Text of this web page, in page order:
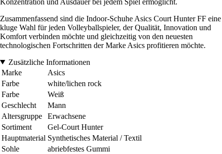
Zusammenfassend sind die Indoor-Schuhe Asics Court Hunter FF eine
kluge Wahl für jeden Volleyballspieler, der Qualität, Innovation und
Komfort verbinden möchte und gleichzeitig von den neuesten
technologischen Fortschritten der Marke Asics profitieren möchte.
Zusätzliche Informationen
Marke
Asics
Farbe
white/lichen rock
Farbe
Weiß
Geschlecht
Mann
Altersgruppe
Erwachsene
Sortiment
Gel-Court Hunter
Hauptmaterial Synthetisches Material / Textil
Sohle
abriebfestes Gummi